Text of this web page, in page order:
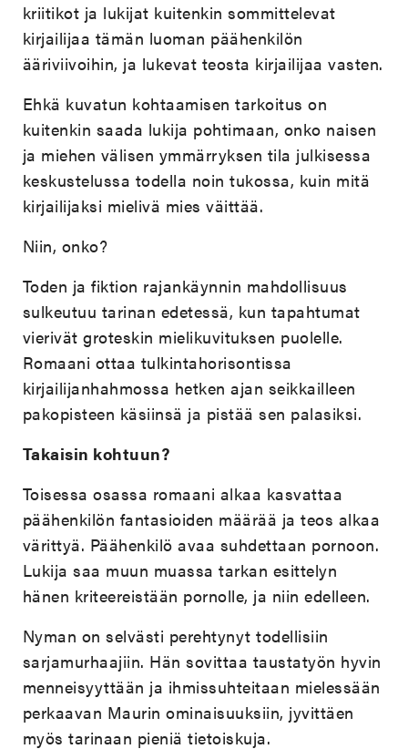
kriitikot ja lukijat kuitenkin sommittelevat
kirjailijaa tämän luoman päähenkilön
ääriviivoihin, ja lukevat teosta kirjailijaa vasten.
Ehkä kuvatun kohtaamisen tarkoitus on
kuitenkin saada lukija pohtimaan, onko naisen
ja miehen välisen ymmärryksen tila julkisessa
keskustelussa todella noin tukossa, kuin mitä
kirjailijaksi mielivä mies väittää.
Niin, onko?
Toden ja fiktion rajankäynnin mahdollisuus
sulkeutuu tarinan edetessä, kun tapahtumat
vierivät groteskin mielikuvituksen puolelle.
Romaani ottaa tulkintahorisontissa
kirjailijanhahmossa hetken ajan seikkailleen
pakopisteen käsiinsä ja pistää sen palasiksi.
Takaisin kohtuun?
Toisessa osassa romaani alkaa kasvattaa
päähenkilön fantasioiden määrää ja teos alkaa
värittyä. Päähenkilö avaa suhdettaan pornoon.
Lukija saa muun muassa tarkan esittelyn
hänen kriteereistään pornolle, ja niin edelleen.
Nyman on selvästi perehtynyt todellisiin
sarjamurhaajiin. Hän sovittaa taustatyön hyvin
menneisyyttään ja ihmissuhteitaan mielessään
perkaavan Maurin ominaisuuksiin, jyvittäen
myös tarinaan pieniä tietoiskuja.